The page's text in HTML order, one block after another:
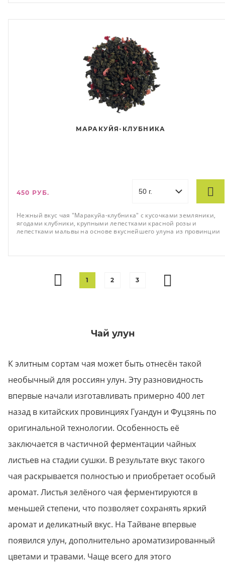
МАРАКУЙЯ-КЛУБНИКА
450 РУБ.
Нежный вкус чая "Маракуйа-клубника" с кусочками земляники,
ягодами клубники, крупными лепестками красной розы и
лепестками мальвы на основе вкуснейшего улуна из провинции
1 2 3
Чай улун
К элитным сортам чая может быть отнесён такой
необычный для россиян улун. Эту разновидность
впервые начали изготавливать примерно 400 лет
назад в китайских провинциях Гуандун и Фуцзянь по
оригинальной технологии. Особенность её
заключается в частичной ферментации чайных
листьев на стадии сушки. В результате вкус такого
чая раскрывается полностью и приобретает особый
аромат. Листья зелёного чая ферментируются в
меньшей степени, что позволяет сохранять яркий
аромат и деликатный вкус. На Тайване впервые
появился улун, дополнительно ароматизированный
цветами и травами. Чаще всего для этого